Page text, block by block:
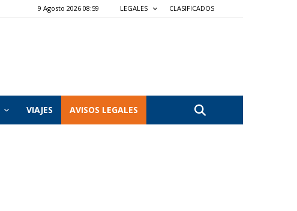
9 Agosto 2026 08:59 LEGALES CLASIFICADOS
VIAJES AVISOS LEGALES